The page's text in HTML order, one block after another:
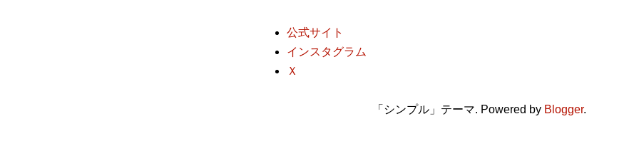
公式サイト
インスタグラム
Ｘ
「シンプル」テーマ. Powered by Blogger.